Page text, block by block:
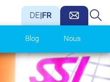
DE|FR
Blog Nous